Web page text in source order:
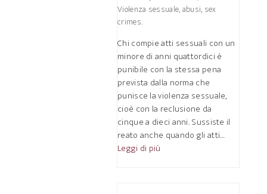
Violenza sessuale, abusi, sex
crimes.
Chi compie atti sessuali con un
minore di anni quattordici è
punibile con la stessa pena
prevista dalla norma che
punisce la violenza sessuale,
cioè con la reclusione da
cinque a dieci anni. Sussiste il
reato anche quando gli atti…
Leggi di più